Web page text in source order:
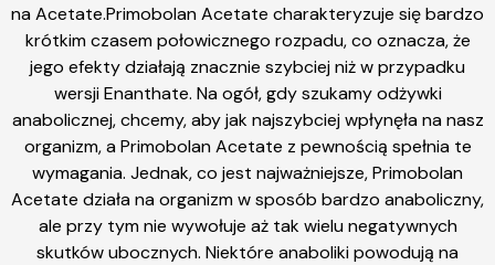
na Acetate.Primobolan Acetate charakteryzuje się bardzo
krótkim czasem połowicznego rozpadu, co oznacza, że
jego efekty działają znacznie szybciej niż w przypadku
wersji Enanthate. Na ogół, gdy szukamy odżywki
anabolicznej, chcemy, aby jak najszybciej wpłynęła na nasz
organizm, a Primobolan Acetate z pewnością spełnia te
wymagania. Jednak, co jest najważniejsze, Primobolan
Acetate działa na organizm w sposób bardzo anaboliczny,
ale przy tym nie wywołuje aż tak wielu negatywnych
skutków ubocznych. Niektóre anaboliki powodują na